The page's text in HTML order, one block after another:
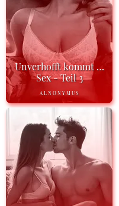
Unverhofft kommt …
Sex - Teil 3
ALNONYMUS